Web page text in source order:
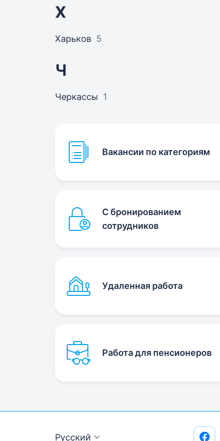
Х
Харьков 5
Ч
Черкассы 1
Вакансии по категориям
С бронированием
сотрудников
Удаленная работа
Работа для пенсионеров
Русский